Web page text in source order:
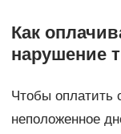
Как
нарушение
Чтобы
неположенное